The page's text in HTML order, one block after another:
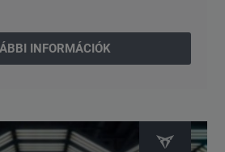
INFORMÁCIÓK